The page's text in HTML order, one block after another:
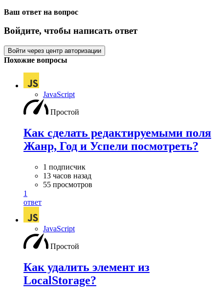
Ваш ответ на вопрос
Войдите, чтобы написать ответ
Войти через центр авторизации
Похожие вопросы
JavaScript
Простой
Как сделать редактируемыми поля
Жанр, Год и Успели посмотреть?
1 подписчик
13 часов назад
55 просмотров
1
ответ
JavaScript
Простой
Как удалить элемент из
LocalStorage?